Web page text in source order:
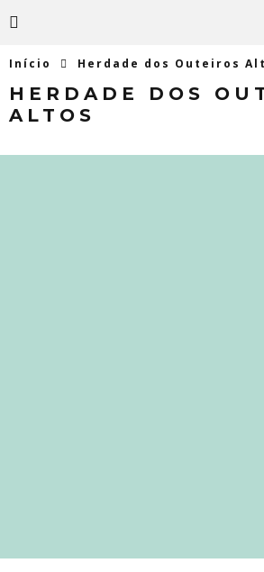
Início Herdade dos Outeiros
HERDADE DOS
ALTOS